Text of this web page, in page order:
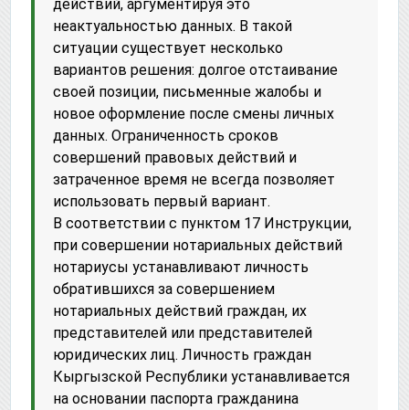
действий, аргументируя это
неактуальностью данных. В такой
ситуации существует несколько
вариантов решения: долгое отстаивание
своей позиции, письменные жалобы и
новое оформление после смены личных
данных. Ограниченность сроков
совершений правовых действий и
затраченное время не всегда позволяет
использовать первый вариант.
В соответствии с пунктом 17 Инструкции,
при совершении нотариальных действий
нотариусы устанавливают личность
обратившихся за совершением
нотариальных действий граждан, их
представителей или представителей
юридических лиц. Личность граждан
Кыргызской Республики устанавливается
на основании паспорта гражданина